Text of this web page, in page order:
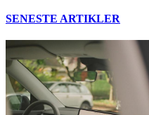
SENESTE ARTIKLER